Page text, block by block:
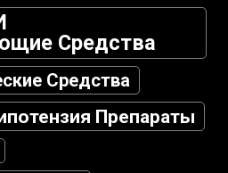
Средства
Средства
Препараты